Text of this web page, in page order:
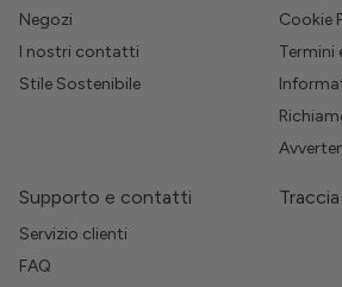
Negozi
I nostri contatti
Stile Sostenibile
Cookie
Termini
Supporto e contatti
Servizio clienti
FAQ